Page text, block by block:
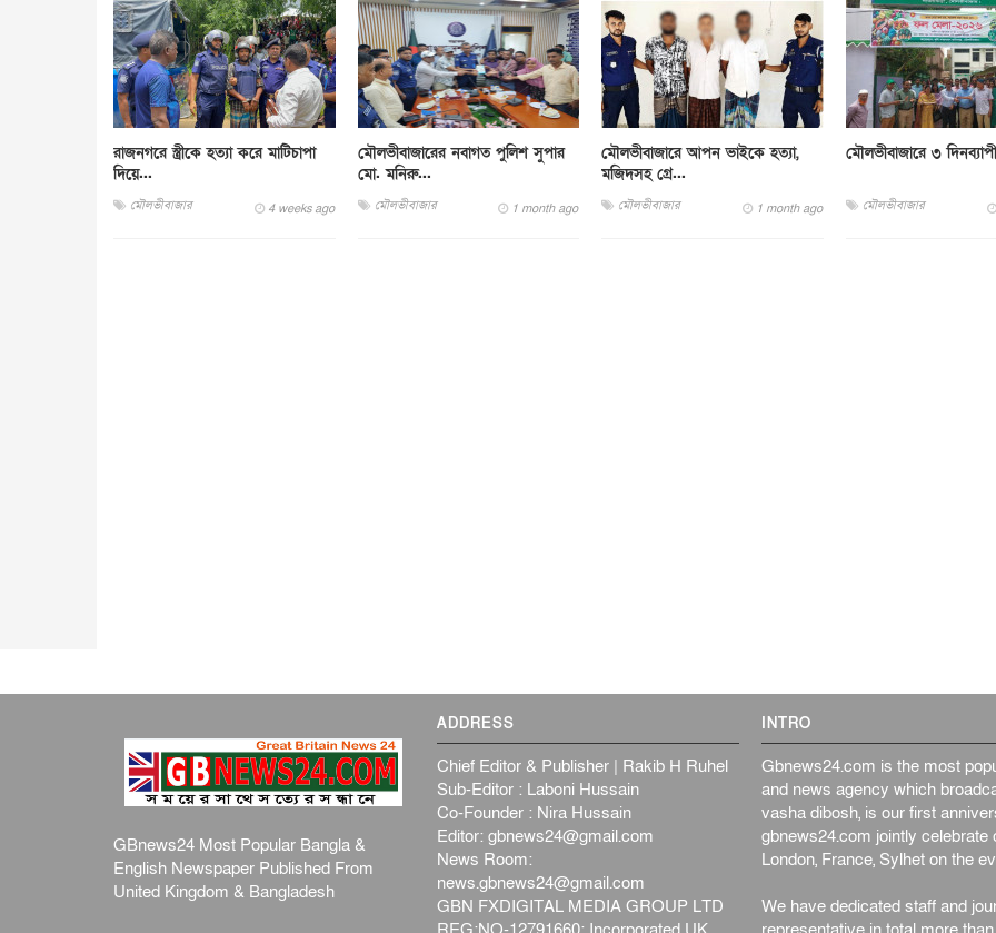
রাজনগরে স্ত্রীকে হত্যা করে মাটিচাপা
দিয়ে...
মৌলভীবাজার 4 weeks ago
মৌলভীবাজারের নবাগত পুলিশ সুপার
মো. মনিরু...
মৌলভীবাজার 1 month ago
মৌলভীবাজারে আপন ভাইকে হত্যা,
মজিদসহ গ্রে...
মৌলভীবাজার 1 month ago
মৌলভীবাজারে ৩
মৌলভীবাজার
GBnews24 Most Popular Bangla &
English Newspaper Published From
United Kingdom & Bangladesh
ADDRESS
Chief Editor & Publisher | Rakib H Ruhel
Sub-Editor : Laboni Hussain
Co-Founder : Nira Hussain
Editor:gbnews24@gmail.com
News Room:
news.gbnews24@gmail.com
GBN FXDIGITAL MEDIA GROUP LTD
INTRO
Gbnews24.com is the most
and news agency which
vasha dibosh, is our first
gbnews24.com jointly
London, France, Sylhet on the
We have dedicated staff and